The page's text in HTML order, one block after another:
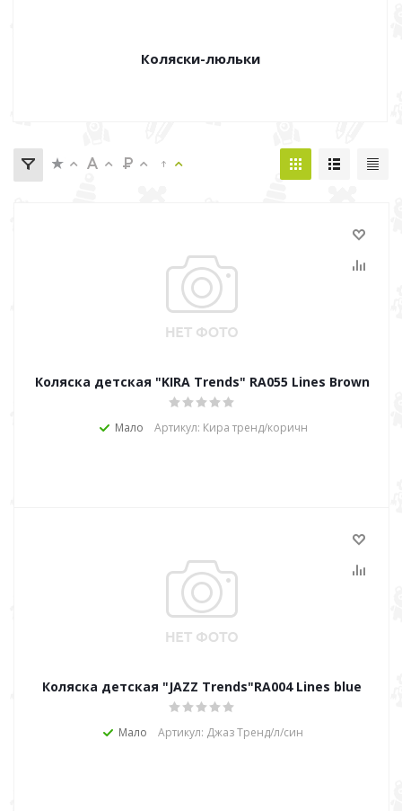
Коляски-люльки
Коляска детская "KIRA Trends" RA055 Lines Brown
Мало Артикул: Кира тренд/коричн
Коляска детская "JAZZ Trends"RA004 Lines blue
Мало Артикул: Джаз Тренд/л/син